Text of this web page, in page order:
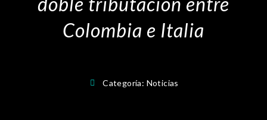
Colombia e Italia
Categoría: Noticias